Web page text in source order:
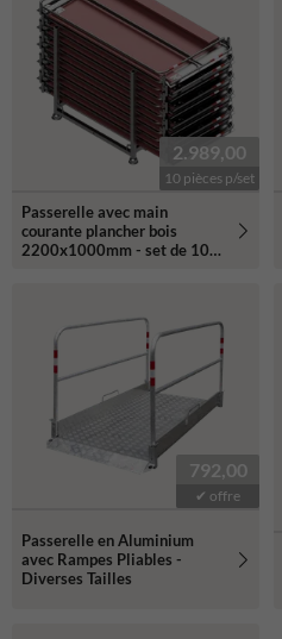
2.989,00
10 pièces p/set
Passerelle avec main
courante plancher bois
2200x1000mm - set de 10
792,00
✔ offre
Passerelle en Aluminium
avec Rampes Pliables -
Diverses Tailles